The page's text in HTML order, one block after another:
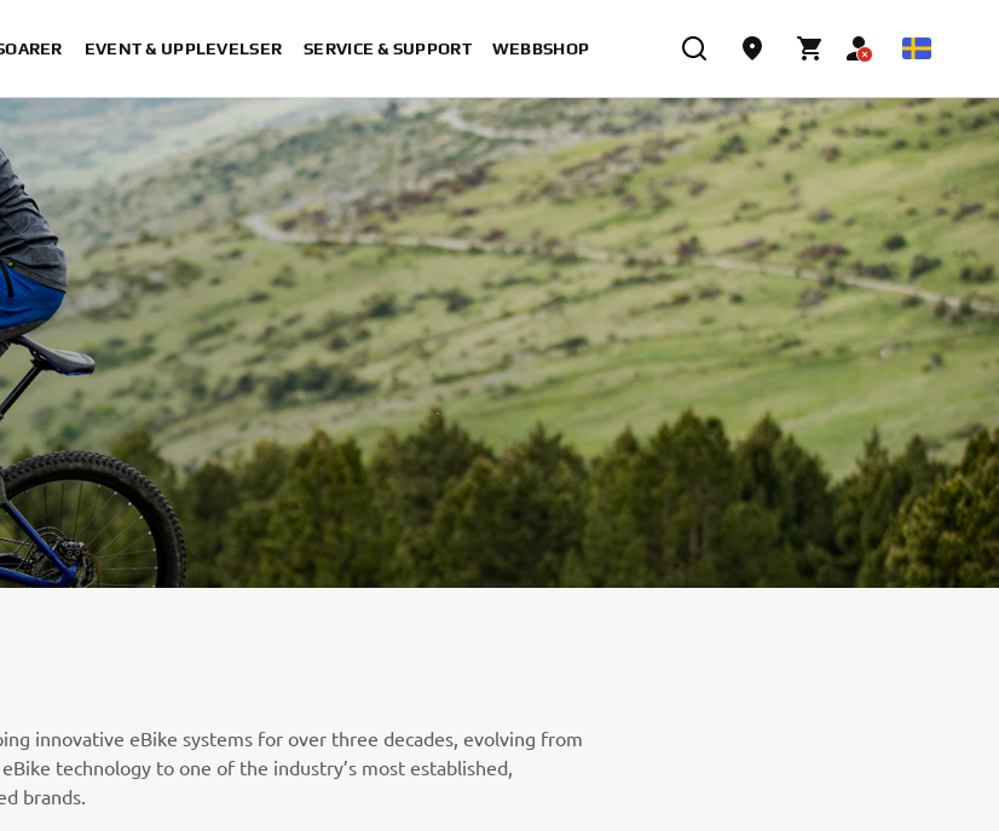
EVENT & UPPLEVELSER SERVICE & SUPPORT WEBBSHOP
innovative eBike systems for over three decades, evolving from
technology to one of the industry’s most established,
brands.